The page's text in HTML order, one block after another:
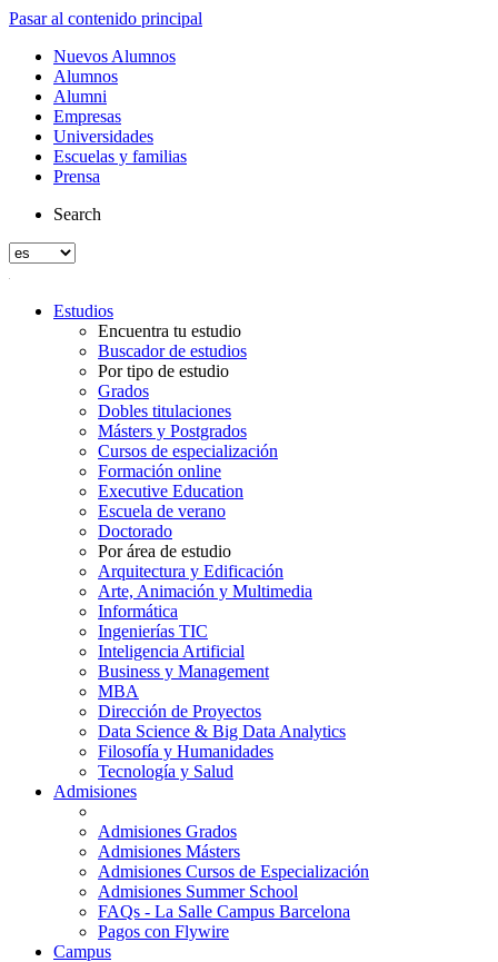
Pasar al contenido principal
Nuevos Alumnos
Alumnos
Alumni
Empresas
Universidades
Escuelas y familias
Prensa
Search
Estudios
Encuentra tu estudio
Buscador de estudios
Por tipo de estudio
Grados
Dobles titulaciones
Másters y Postgrados
Cursos de especialización
Formación online
Executive Education
Escuela de verano
Doctorado
Por área de estudio
Arquitectura y Edificación
Arte, Animación y Multimedia
Informática
Ingenierías TIC
Inteligencia Artificial
Business y Management
MBA
Dirección de Proyectos
Data Science & Big Data Analytics
Filosofía y Humanidades
Tecnología y Salud
Admisiones
Admisiones Grados
Admisiones Másters
Admisiones Cursos de Especialización
Admisiones Summer School
FAQs - La Salle Campus Barcelona
Pagos con Flywire
Campus